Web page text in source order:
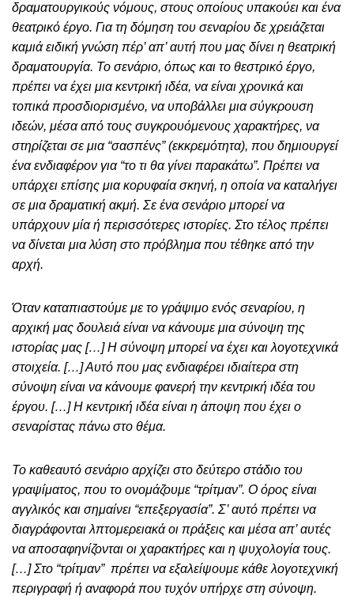
δραματουργικούς νόμους, στους οποίους υπακούει και ένα
θεατρικό έργο. Για τη δόμηση του σεναρίου δε χρειάζεται
καμιά ειδική γνώση πέρ’ απ’ αυτή που μας δίνει η θεατρική
δραματουργία. Το σενάριο, όπως και το θεστρικό έργο,
πρέπει να έχει μια κεντρική ιδέα, να είναι χρονικά και
τοπικά προσδιορισμένο, να υποβάλλει μια σύγκρουση
ιδεών, μέσα από τους συγκρουόμενους χαρακτήρες, να
στηρίζεται σε μια “σασπένς” (εκκρεμότητα), που δημιουργεί
ένα ενδιαφέρον για “το τι θα γίνει παρακάτω”. Πρέπει να
υπάρχει επίσης μια κορυφαία σκηνή, η οποία να καταλήγει
σε μια δραματική ακμή. Σε ένα σενάριο μπορεί να
υπάρχουν μία ή περισσότερες ιστορίες. Στο τέλος πρέπει
να δίνεται μια λύση στο πρόβλημα που τέθηκε από την
αρχή.
Όταν καταπιαστούμε με το γράψιμο ενός σεναρίου, η
αρχική μας δουλειά είναι να κάνουμε μια σύνοψη της
ιστορίας μας […] Η σύνοψη μπορεί να έχει και λογοτεχνικά
στοιχεία. […] Αυτό που μας ενδιαφέρει ιδιαίτερα στη
σύνοψη είναι να κάνουμε φανερή την κεντρική ιδέα του
έργου. […] Η κεντρική ιδέα είναι η άποψη που έχει ο
σεναρίστας πάνω στο θέμα.
Το καθεαυτό σενάριο αρχίζει στο δεύτερο στάδιο του
γραψίματος, που το ονομάζουμε “τρίτμαν”. Ο όρος είναι
αγγλικός και σημαίνει “επεξεργασία”. Σ’ αυτό πρέπει να
διαγράφονται λπτομερειακά οι πράξεις και μέσα απ’ αυτές
να αποσαφηνίζονται οι χαρακτήρες και η ψυχολογία τους.
[…] Στο “τρίτμαν” πρέπει να εξαλείψουμε κάθε λογοτεχνική
περιγραφή ή αναφορά που τυχόν υπήρχε στη σύνοψη.